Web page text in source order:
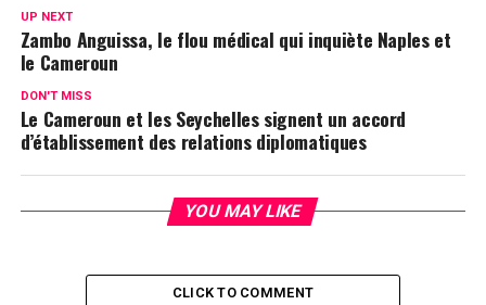
UP NEXT
Zambo Anguissa, le flou médical qui inquiète Naples et
le Cameroun
DON'T MISS
Le Cameroun et les Seychelles signent un accord
d’établissement des relations diplomatiques
YOU MAY LIKE
CLICK TO COMMENT